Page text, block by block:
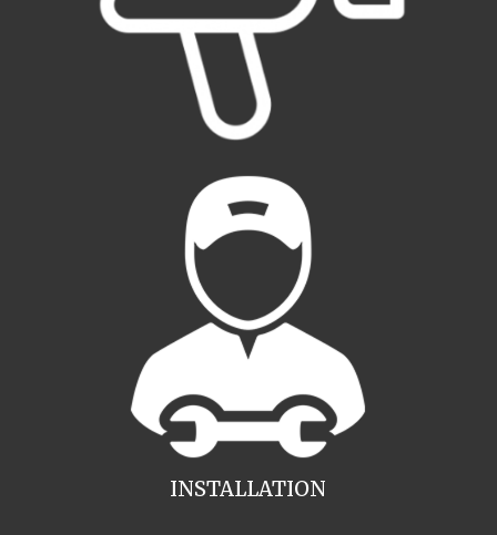
INSTALLATION